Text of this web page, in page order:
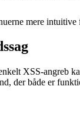
mere intuitive
XSS-angreb
der både er